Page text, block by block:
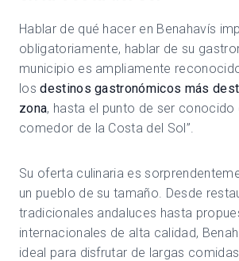
Hablar de qué hacer en Benahavís
obligatoriamente, hablar de su
municipio es ampliamente
losdestinos gastronómicos más
zona, hasta el punto de ser conocido
comedor de la Costa del Sol”.
Su oferta culinaria es
un pueblo de su tamaño. Desde
tradicionales andaluces hasta
internacionales de alta calidad,
ideal para disfrutar de largas